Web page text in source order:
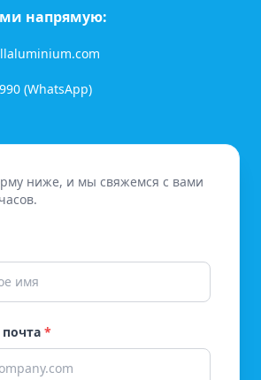
напрямую:
(WhatsApp)
ниже, и мы свяжемся с вами
*